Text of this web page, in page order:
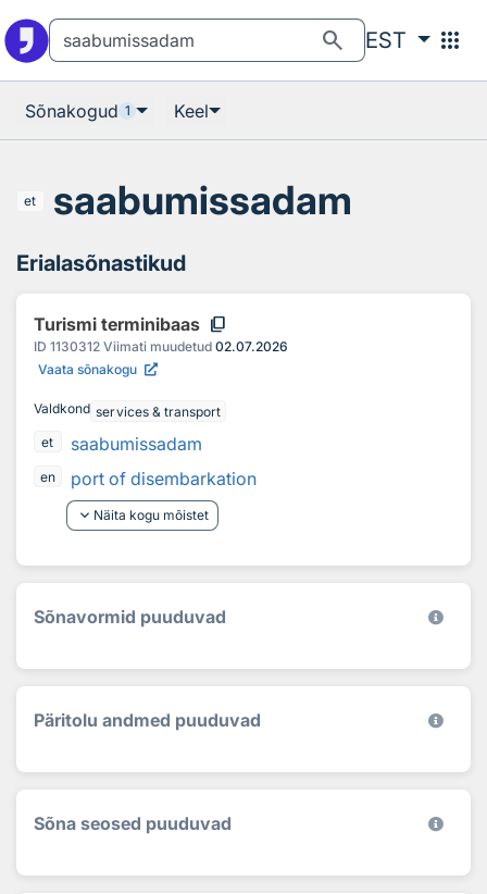
search EST apps
Sõnakogud 1 Keel
et saabumissadam
Erialasõnastikud
Turismi terminibaas content_copy
ID 1130312 Viimati muudetud 02.07.2026
Vaata sõnakogu
Valdkond services & transport
et
saabumissadam
en
port of disembarkation
keyboard_arrow_down Näita kogu mõistet
Sõnavormid puuduvad
Päritolu andmed puuduvad
Sõna seosed puuduvad